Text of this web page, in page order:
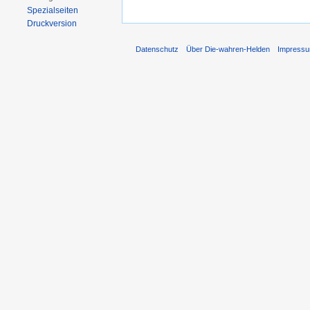
Spezialseiten
Druckversion
Datenschutz Über Die-wahren-Helden